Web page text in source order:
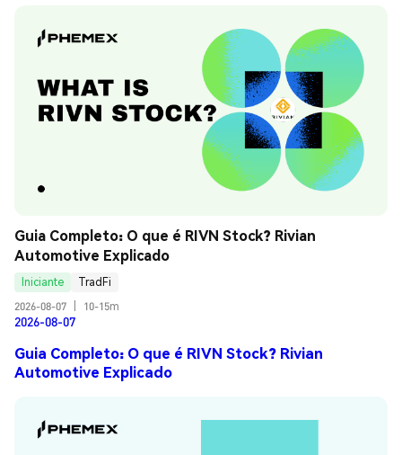
Guia Completo: O que é RIVN Stock? Rivian
Automotive Explicado
Iniciante
TradFi
2026-08-07
10-15m
2026-08-07
Guia Completo: O que é RIVN Stock? Rivian
Automotive Explicado